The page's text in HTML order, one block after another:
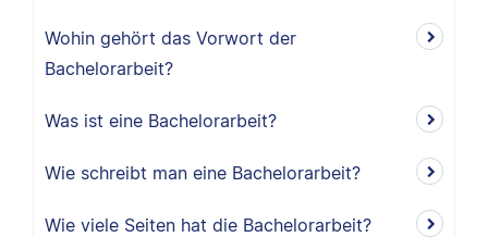
Wohin gehört das Vorwort der
Bachelorarbeit?
Was ist eine Bachelorarbeit?
Wie schreibt man eine Bachelorarbeit?
Wie viele Seiten hat die Bachelorarbeit?